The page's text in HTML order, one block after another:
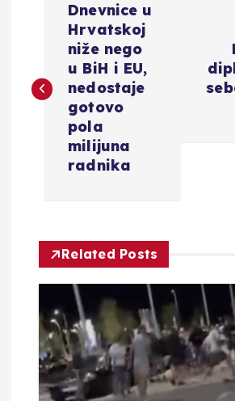
v
c
a
o
Dnevnice u
Hrvatskoj
niže nego
u BiH i EU,
nedostaje
gotovo
pola
milijuna
radnika
Related Posts